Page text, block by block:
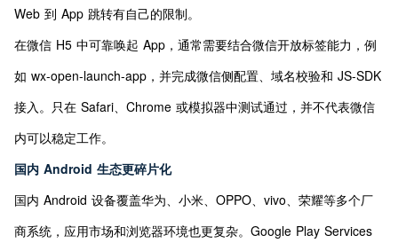
Web 到 App 跳转有自己的限制。
在微信 H5 中可靠唤起 App，通常需要结合微信开放标签能力，例
如 wx-open-launch-app，并完成微信侧配置、域名校验和 JS-SDK
接入。只在 Safari、Chrome 或模拟器中测试通过，并不代表微信
内可以稳定工作。
国内 Android 生态更碎片化
国内 Android 设备覆盖华为、小米、OPPO、vivo、荣耀等多个厂
商系统，应用市场和浏览器环境也更复杂。Google Play Services